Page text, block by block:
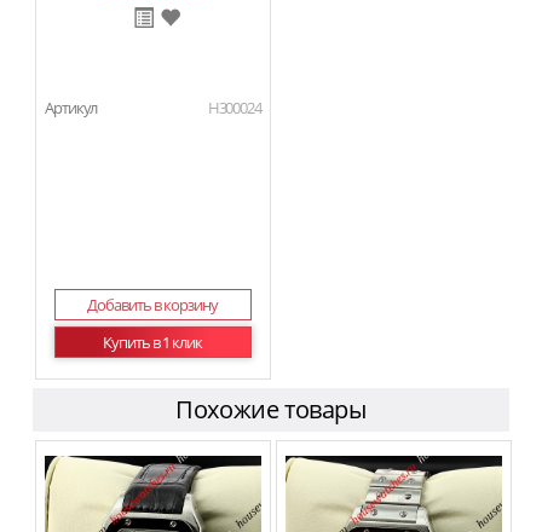
Артикул H300024
Добавить в корзину
Купить в 1 клик
Похожие товары